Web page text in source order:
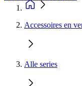
Accessoires en
Alle series